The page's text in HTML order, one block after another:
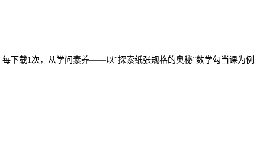
下载1次，从学问素养——以“探索纸张规格的奥秘”数学勾当课为例